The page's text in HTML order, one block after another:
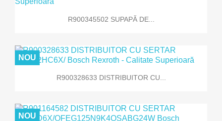
R900345502 SUPAPĂ DE...
R900328633 DISTRIBUITOR CU...
NOU
NOU